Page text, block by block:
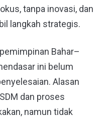
tanpa inovasi, dan
langkah strategis.
Bahar–
ini belum
Alasan
dan proses
namun tidak